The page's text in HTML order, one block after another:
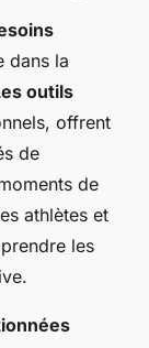
dans la
outils
offrent
de
de
athlètes et
les